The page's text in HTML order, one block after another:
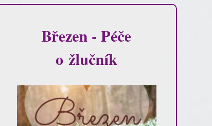
Březen - Péče
o žlučník